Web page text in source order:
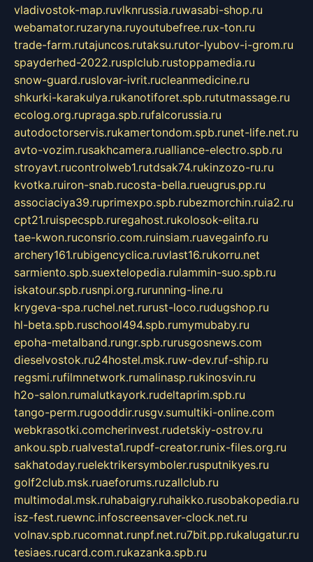
vladivostok-map.ruvlknrussia.ruwasabi-shop.ru
webamator.ruzaryna.ruyoutubefree.rux-ton.ru
trade-farm.rutajuncos.rutaksu.rutor-lyubov-i-grom.ru
spayderhed-2022.rusplclub.rustoppamedia.ru
snow-guard.ruslovar-ivrit.rucleanmedicine.ru
shkurki-karakulya.rukanotiforet.spb.rututmassage.ru
ecolog.org.rupraga.spb.rufalcorussia.ru
autodoctorservis.rukamertondom.spb.runet-life.net.ru
avto-vozim.rusakhcamera.rualliance-electro.spb.ru
stroyavt.rucontrolweb1.rutdsak74.rukinzozo-ru.ru
kvotka.ruiron-snab.rucosta-bella.rueugrus.pp.ru
associaciya39.ruprimexpo.spb.rubezmorchin.ruia2.ru
cpt21.ruispecspb.ruregahost.rukolosok-elita.ru
tae-kwon.ruconsrio.com.ruinsiam.ruavegainfo.ru
archery161.rubigencyclica.ruvlast16.rukorru.net
sarmiento.spb.suextelopedia.rulammin-suo.spb.ru
iskatour.spb.rusnpi.org.rurunning-line.ru
krygeva-spa.ruchel.net.rurust-loco.rudugshop.ru
hl-beta.spb.ruschool494.spb.rumymubaby.ru
epoha-metalband.rungr.spb.rurusgosnews.com
dieselvostok.ru24hostel.msk.ruw-dev.ruf-ship.ru
regsmi.rufilmnetwork.rumalinasp.rukinosvin.ru
h2o-salon.rumalutkayork.rudeltaprim.spb.ru
tango-perm.rugooddir.rusgv.sumultiki-online.com
webkrasotki.comcherinvest.rudetskiy-ostrov.ru
ankou.spb.rualvesta1.rupdf-creator.runix-files.org.ru
sakhatoday.ruelektrikersymboler.rusputnikyes.ru
golf2club.msk.ruaeforums.ruzallclub.ru
multimodal.msk.ruhabaigry.ruhaikko.rusobakopedia.ru
isz-fest.ruewnc.infoscreensaver-clock.net.ru
volnav.spb.rucomnat.runpf.net.ru7bit.pp.rukalugatur.ru
tesiaes.rucard.com.rukazanka.spb.ru